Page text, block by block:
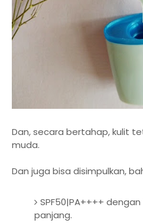
Dan,secara bertahap, kulit
muda.
Dan juga bisa disimpulkan,
SPF50|PA++++
panjang.